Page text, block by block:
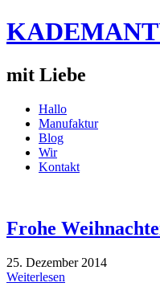
mit Liebe
Hallo
Manufaktur
Blog
Wir
Kontakt
Frohe
25. Dezember 2014
Weiterlesen